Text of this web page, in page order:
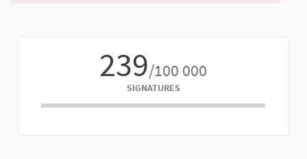
239/100 000
SIGNATURES